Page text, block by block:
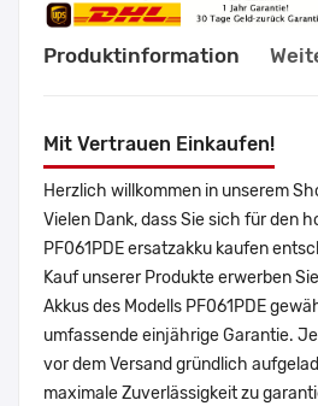
Produktinformation
Mit Vertrauen Einkaufen!
Herzlich willkommen in unserem
Vielen Dank, dass Sie sich für den
PF061PDE ersatzakku kaufen
Kauf unserer Produkte erwerben
Akkus des Modells PF061PDE
umfassende einjährige Garantie.
vor dem Versand gründlich
maximale Zuverlässigkeit zu